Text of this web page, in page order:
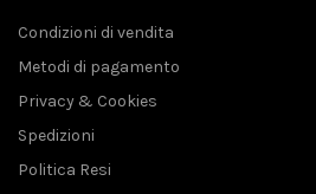
Condizioni di vendita
Metodi di pagamento
Privacy & Cookies
Spedizioni
Politica Resi